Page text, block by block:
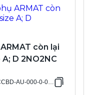
còn lại
A; D 2NO2NC
AU-000-0-03-C